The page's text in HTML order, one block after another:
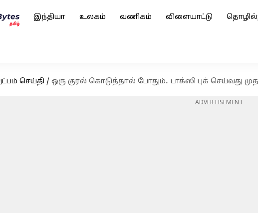
இந்தியா உலகம் வணிகம் விளையாட்டு
செய்தி / ஒரு குரல் கொடுத்தால் போதும்.. டாக்ஸி புக் செய்வது
ADVERTISEMENT